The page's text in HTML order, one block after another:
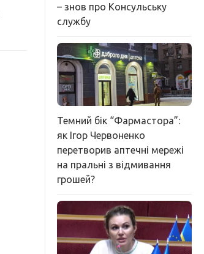
– знов про Консульську
службу
Темний бік “Фармастора”:
як Ігор Червоненко
перетворив аптечні мережі
на пральні з відмивання
грошей?